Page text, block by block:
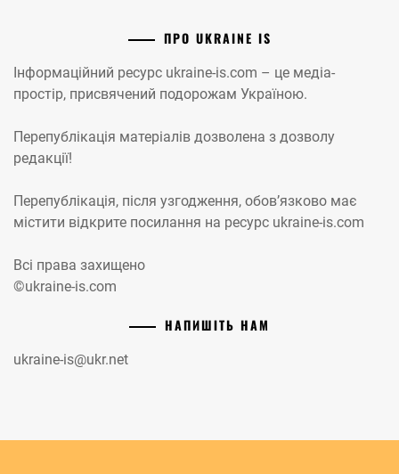
ПРО UKRAINE IS
Інформаційний ресурс ukraine-is.com – це медіа-
простір, присвячений подорожам Україною.
Перепублікація матеріалів дозволена з дозволу
редакції!
Перепублікація, після узгодження, обов’язково має
містити відкрите посилання на ресурс ukraine-is.com
Всі права захищено
©ukraine-is.com
НАПИШІТЬ НАМ
ukraine-is@ukr.net